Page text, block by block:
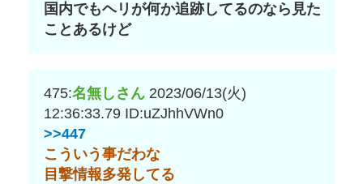
国内でもヘリが何か追跡してるのなら見た
ことあるけど
475:名無しさん 2023/06/13(火)
12:36:33.79 ID:uZJhhVWn0
>>447
こういう事だわな
目撃情報多発してる